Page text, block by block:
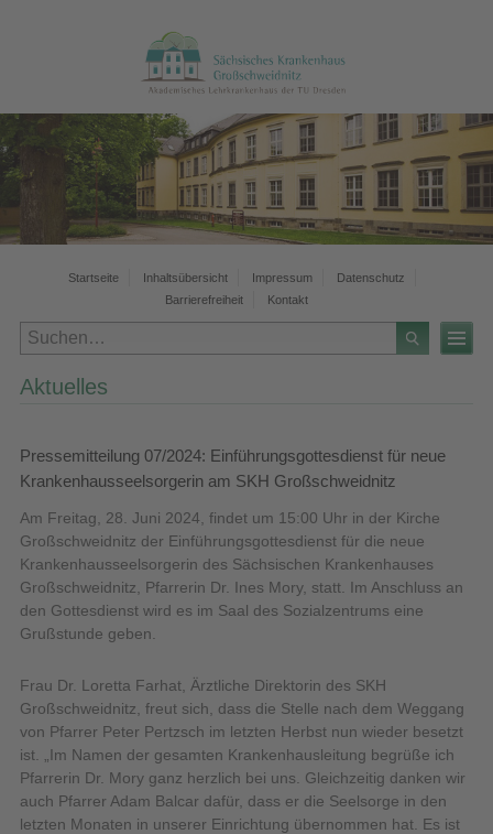
Startseite Inhaltsübersicht Impressum
Datenschutz
Barrierefreiheit
Kontakt
Aktuelles
Pressemitteilung 07/2024: Einführungsgottesdienst für neue
Krankenhausseelsorgerin am SKH Großschweidnitz
Am Freitag, 28. Juni 2024, findet um 15:00 Uhr in der Kirche
Großschweidnitz der Einführungsgottesdienst für die neue
Krankenhausseelsorgerin des Sächsischen Krankenhauses
Großschweidnitz, Pfarrerin Dr. Ines Mory, statt. Im Anschluss an
den Gottesdienst wird es im Saal des Sozialzentrums eine
Grußstunde geben.
Frau Dr. Loretta Farhat, Ärztliche Direktorin des SKH
Großschweidnitz, freut sich, dass die Stelle nach dem Weggang
von Pfarrer Peter Pertzsch im letzten Herbst nun wieder besetzt
ist. „Im Namen der gesamten Krankenhausleitung begrüße ich
Pfarrerin Dr. Mory ganz herzlich bei uns. Gleichzeitig danken wir
auch Pfarrer Adam Balcar dafür, dass er die Seelsorge in den
letzten Monaten in unserer Einrichtung übernommen hat. Es ist